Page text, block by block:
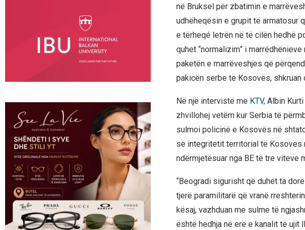
në Bruksel për zbatimin e
udhëheqësin e grupit të armatosur
e tërheqé letrën në të cilën hedhë
quhet “normalizim” i
paketën e marrëveshjes që
pakicën serbe të Kosovës, shkruan
Në një intervistë me KTV,Albin Kurti
zhvillohej vetëm kur Serbia të
sulmoi policinë e Kosovës në
së integritetit territorial të Kosovës
ndërmjetësuar nga BE të tre viteve
“Beogradi sigurisht që duhet ta
tjerë paramilitarë që vranë
kësaj, vazhduan me sulme të
është hedhja në erë e kanalit të ujit